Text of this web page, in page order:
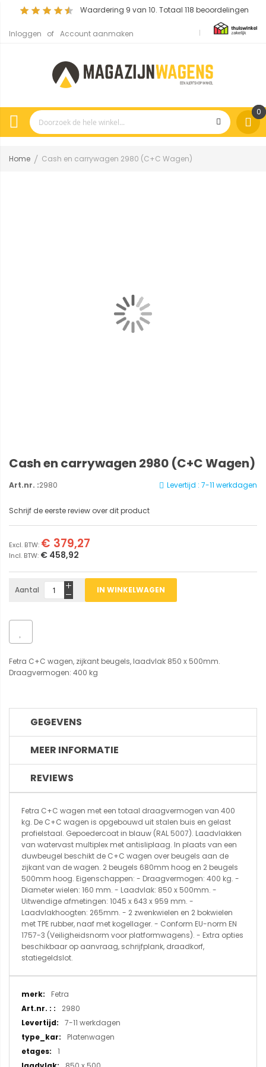
Waardering 9 van 10. Totaal 118 beoordelingen
Inloggen Account aanmaken
0
Home Cash en carrywagen 2980 (C+C Wagen)
Cash en carrywagen 2980 (C+C Wagen)
Levertijd : 7-11 werkdagen
Art.nr. :2980
Schrijf de eerste review over dit product
€ 458,92
€ 379,27
Aantal IN WINKELWAGEN
Fetra C+C wagen, zijkant beugels, laadvlak 850 x 500mm.
Draagvermogen: 400 kg
GEGEVENS
MEER INFORMATIE
REVIEWS
Fetra C+C wagen met een totaal draagvermogen van 400
kg. De C+C wagen is opgebouwd uit stalen buis en gelast
profielstaal. Gepoedercoat in blauw (RAL 5007). Laadvlakken
van watervast multiplex met antisliplaag. In plaats van een
duwbeugel beschikt de C+C wagen over beugels aan de
zijkant van de wagen. 2 beugels 680mm hoog en 2 beugels
500mm hoog. Eigenschappen: - Draagvermogen: 400 kg. -
Diameter wielen: 160 mm. - Laadvlak: 850 x 500mm. -
Uitwendige afmetingen: 1045 x 643 x 959 mm. -
Laadvlakhoogten: 265mm. - 2 zwenkwielen en 2 bokwielen
met TPE rubber, naaf met kogellager. - Conform EU-norm EN
1757-3 (Veiligheidsnorm voor platformwagens). - Extra opties
beschikbaar op aanvraag, schrijfplank, draadkorf,
statiegeldslot.
Meer
informatie
Fetra
2980
7-11 werkdagen
Platenwagen
1